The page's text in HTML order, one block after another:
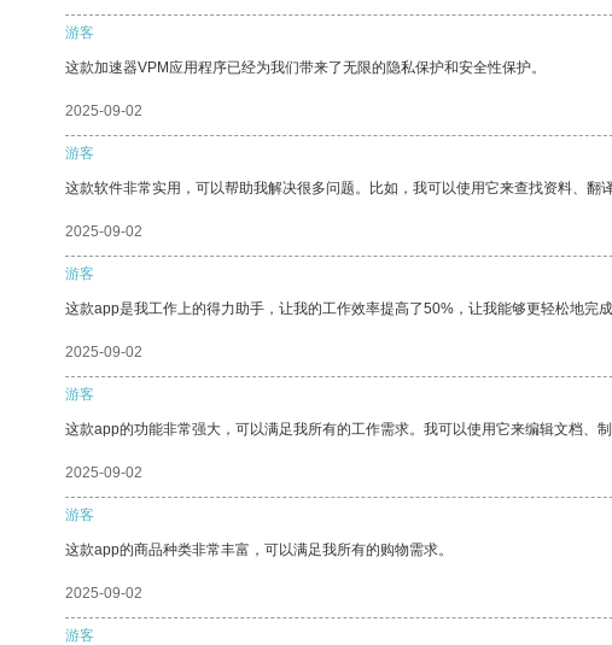
游客
这款加速器VPM应用程序已经为我们带来了无限的隐私保护和安全性保护。
2025-09-02
游客
这款软件非常实用，可以帮助我解决很多问题。比如，我可以使用它来查找资料、翻
2025-09-02
游客
这款app是我工作上的得力助手，让我的工作效率提高了50%，让我能够更轻松地完成
2025-09-02
游客
这款app的功能非常强大，可以满足我所有的工作需求。我可以使用它来编辑文档、
2025-09-02
游客
这款app的商品种类非常丰富，可以满足我所有的购物需求。
2025-09-02
游客